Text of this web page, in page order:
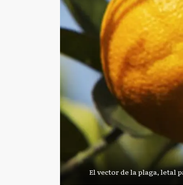
El vector de la plaga, letal